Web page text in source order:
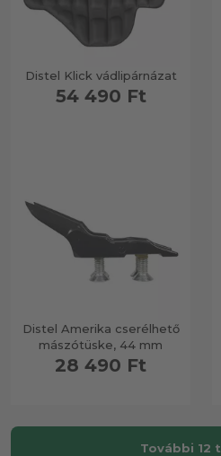
Distel Klick vádlipárnázat
54 490 Ft
Distel Amerika cserélhető
mászótüske, 44 mm
28 490 Ft
További 12